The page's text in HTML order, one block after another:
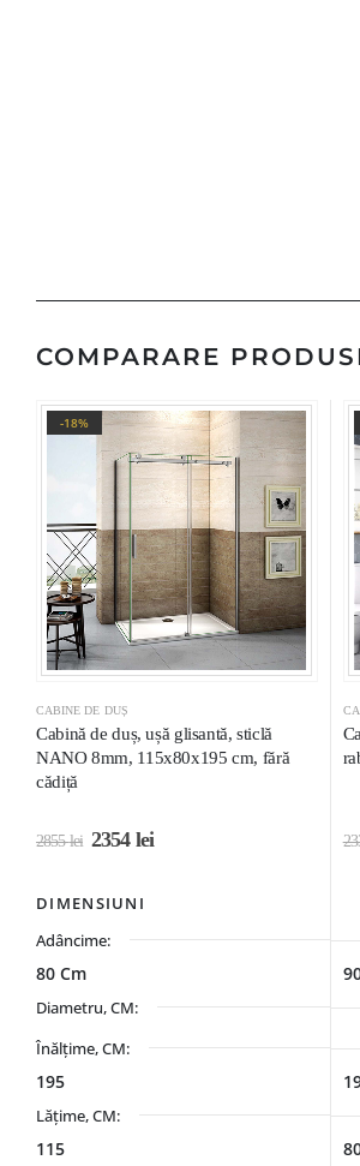
COMPARARE
-18%
CABINE DE DUȘ
Cabină de duș, ușă glisantă, sticlă
NANO 8mm, 115x80x195 cm, fără
cădiță
2855lei 2354 lei
DIMENSIUNI
Adâncime:
80 Cm
Diametru, CM:
Înălțime, CM:
195
Lățime, CM:
115